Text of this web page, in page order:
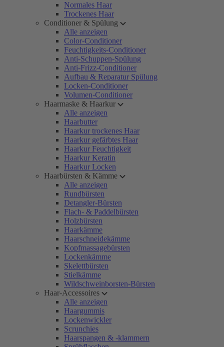
Normales Haar
Trockenes Haar
Conditioner & Spülung
Alle anzeigen
Color-Conditioner
Feuchtigkeits-Conditioner
Anti-Schuppen-Spülung
Anti-Frizz-Conditioner
Aufbau & Reparatur Spülung
Locken-Conditioner
Volumen-Conditioner
Haarmaske & Haarkur
Alle anzeigen
Haarbutter
Haarkur trockenes Haar
Haarkur gefärbtes Haar
Haarkur Feuchtigkeit
Haarkur Keratin
Haarkur Locken
Haarbürsten & Kämme
Alle anzeigen
Rundbürsten
Detangler-Bürsten
Flach- & Paddelbürsten
Holzbürsten
Haarkämme
Haarschneidekämme
Kopfmassagebürsten
Lockenkämme
Skelettbürsten
Stielkämme
Wildschweinborsten-Bürsten
Haar-Accessoires
Alle anzeigen
Haargummis
Lockenwickler
Scrunchies
Haarspangen & -klammern